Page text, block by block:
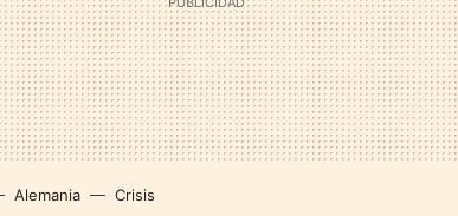
Alemania Crisis